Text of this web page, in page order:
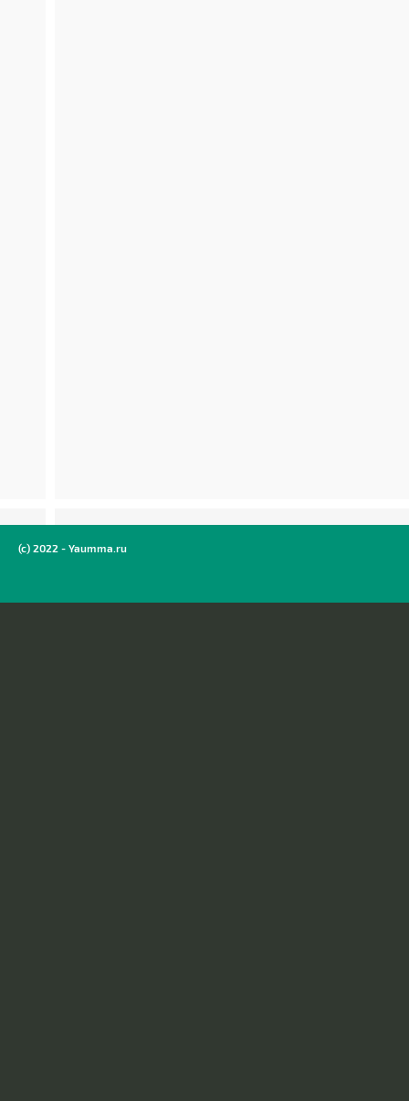
(c) 2022 - Yaumma.ru